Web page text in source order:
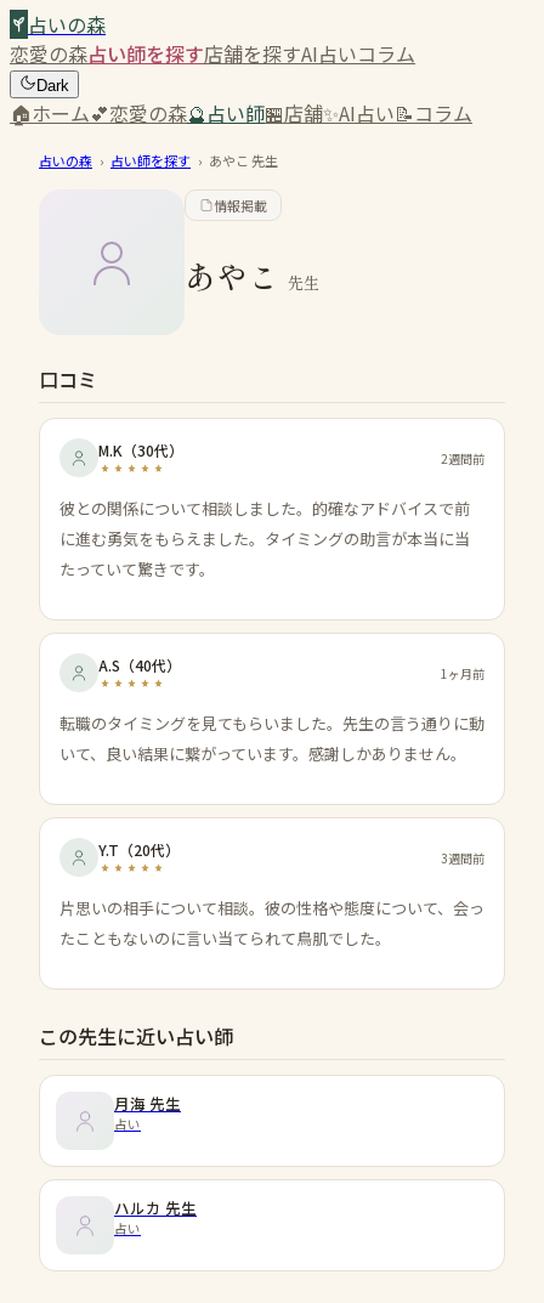
占いの森
恋愛の森占い師を探す店舗を探すAI占いコラム
Dark
🏠ホーム💕恋愛の森🔮占い師🏪店舗✨AI占い📝コラム
占いの森 › 占い師を探す › あやこ 先生
情報掲載
あやこ 先生
口コミ
M.K （30代） 2週間前
彼との関係について相談しました。的確なアドバイスで前
に進む勇気をもらえました。タイミングの助言が本当に当
たっていて驚きです。
A.S （40代） 1ヶ月前
転職のタイミングを見てもらいました。先生の言う通りに動
いて、良い結果に繋がっています。感謝しかありません。
Y.T （20代） 3週間前
片思いの相手について相談。彼の性格や態度について、会っ
たこともないのに言い当てられて鳥肌でした。
この先生に近い占い師
月海 先生
占い
ハルカ 先生
占い